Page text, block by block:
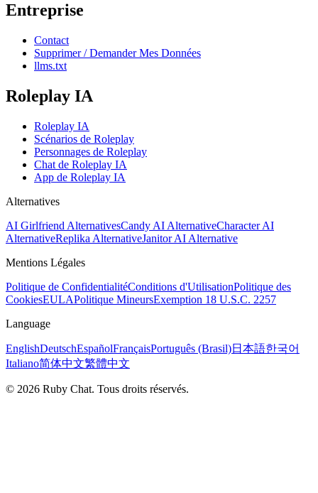
Entreprise
Contact
Supprimer / Demander Mes Données
llms.txt
Roleplay IA
Roleplay IA
Scénarios de Roleplay
Personnages de Roleplay
Chat de Roleplay IA
App de Roleplay IA
Alternatives
AI Girlfriend AlternativesCandy AI AlternativeCharacter AI
AlternativeReplika AlternativeJanitor AI Alternative
Mentions Légales
Politique de ConfidentialitéConditions d'UtilisationPolitique des
CookiesEULAPolitique MineursExemption 18 U.S.C. 2257
Language
EnglishDeutschEspañolFrançaisPortuguês (Brasil)日本語한국어
Italiano简体中文繁體中文
© 2026 Ruby Chat. Tous droits réservés.